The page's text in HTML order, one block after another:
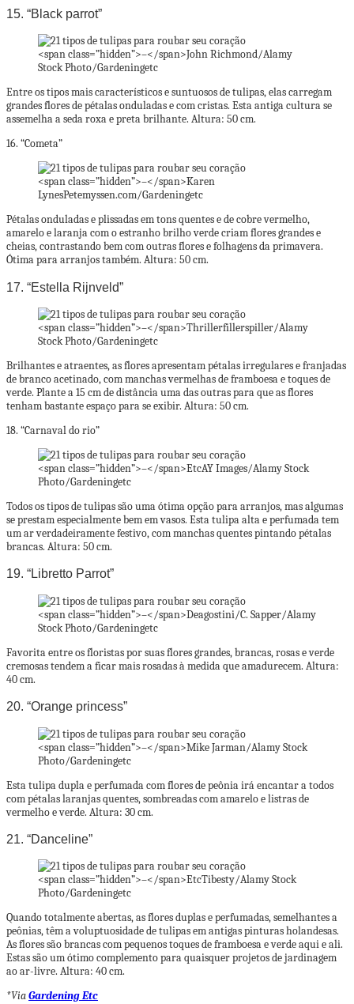
15. “Black parrot”
<span class=”hidden”>–</span>John Richmond/Alamy
Stock Photo/Gardeningetc
Entre os tipos mais característicos e suntuosos de tulipas, elas carregam
grandes flores de pétalas onduladas e com cristas. Esta antiga cultura se
assemelha a seda roxa e preta brilhante. Altura: 50 cm.
16. “Cometa”
<span class=”hidden”>–</span>Karen
LynesPetemyssen.com/Gardeningetc
Pétalas onduladas e plissadas em tons quentes e de cobre vermelho,
amarelo e laranja com o estranho brilho verde criam flores grandes e
cheias, contrastando bem com outras flores e folhagens da primavera.
Ótima para arranjos também. Altura: 50 cm.
17. “Estella Rijnveld”
<span class=”hidden”>–</span>Thrillerfillerspiller/Alamy
Stock Photo/Gardeningetc
Brilhantes e atraentes, as flores apresentam pétalas irregulares e franjadas
de branco acetinado, com manchas vermelhas de framboesa e toques de
verde. Plante a 15 cm de distância uma das outras para que as flores
tenham bastante espaço para se exibir. Altura: 50 cm.
18. “Carnaval do rio”
<span class=”hidden”>–</span>EtcAY Images/Alamy Stock
Photo/Gardeningetc
Todos os tipos de tulipas são uma ótima opção para arranjos, mas algumas
se prestam especialmente bem em vasos. Esta tulipa alta e perfumada tem
um ar verdadeiramente festivo, com manchas quentes pintando pétalas
brancas. Altura: 50 cm.
19. “Libretto Parrot”
<span class=”hidden”>–</span>Deagostini/C. Sapper/Alamy
Stock Photo/Gardeningetc
Favorita entre os floristas por suas flores grandes, brancas, rosas e verde
cremosas tendem a ficar mais rosadas à medida que amadurecem. Altura:
40 cm.
20. “Orange princess”
<span class=”hidden”>–</span>Mike Jarman/Alamy Stock
Photo/Gardeningetc
Esta tulipa dupla e perfumada com flores de peônia irá encantar a todos
com pétalas laranjas quentes, sombreadas com amarelo e listras de
vermelho e verde. Altura: 30 cm.
21. “Danceline”
<span class=”hidden”>–</span>EtcTibesty/Alamy Stock
Photo/Gardeningetc
Quando totalmente abertas, as flores duplas e perfumadas, semelhantes a
peônias, têm a voluptuosidade de tulipas em antigas pinturas holandesas.
As flores são brancas com pequenos toques de framboesa e verde aqui e ali.
Estas são um ótimo complemento para quaisquer projetos de jardinagem
ao ar-livre. Altura: 40 cm.
*ViaGardening Etc